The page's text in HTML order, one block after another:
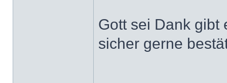
Gott sei Dank gibt
sicher gerne